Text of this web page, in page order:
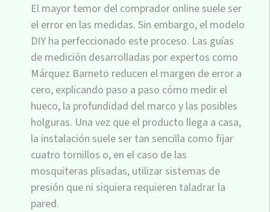
El mayor temor del comprador online suele ser
el error en las medidas. Sin embargo, el modelo
DIY ha perfeccionado este proceso. Las guías
de medición desarrolladas por expertos como
Márquez Barneto reducen el margen de error a
cero, explicando paso a paso cómo medir el
hueco, la profundidad del marco y las posibles
holguras. Una vez que el producto llega a casa,
la instalación suele ser tan sencilla como fijar
cuatro tornillos o, en el caso de las
mosquiteras plisadas, utilizar sistemas de
presión que ni siquiera requieren taladrar la
pared.